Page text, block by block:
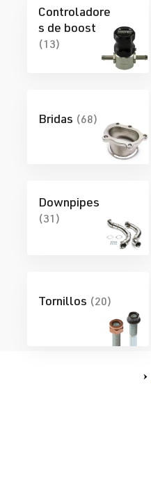
Controladore
s de boost
(13)
Bridas (68)
Downpipes
(31)
Tornillos (20)